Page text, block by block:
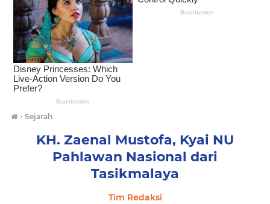
› Sejarah
KH. Zaenal Mustofa, Kyai NU
Pahlawan Nasional dari
Tasikmalaya
Tim Redaksi